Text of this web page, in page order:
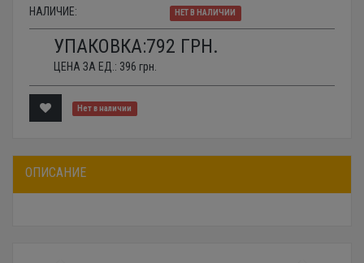
НАЛИЧИЕ:
НЕТ В НАЛИЧИИ
УПАКОВКА:792 ГРН.
ЦЕНА ЗА ЕД.: 396 грн.
Нет в наличии
ОПИСАНИЕ